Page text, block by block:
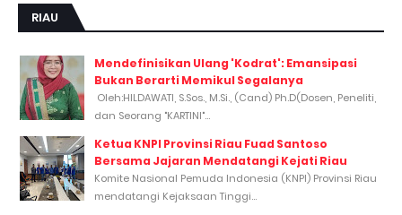
RIAU
Mendefinisikan Ulang 'Kodrat': Emansipasi
Bukan Berarti Memikul Segalanya
Oleh:HILDAWATI, S.Sos., M.Si., (Cand) Ph.D(Dosen, Peneliti,
dan Seorang "KARTINI"...
Ketua KNPI Provinsi Riau Fuad Santoso
Bersama Jajaran Mendatangi Kejati Riau
Komite Nasional Pemuda Indonesia (KNPI) Provinsi Riau
mendatangi Kejaksaan Tinggi...